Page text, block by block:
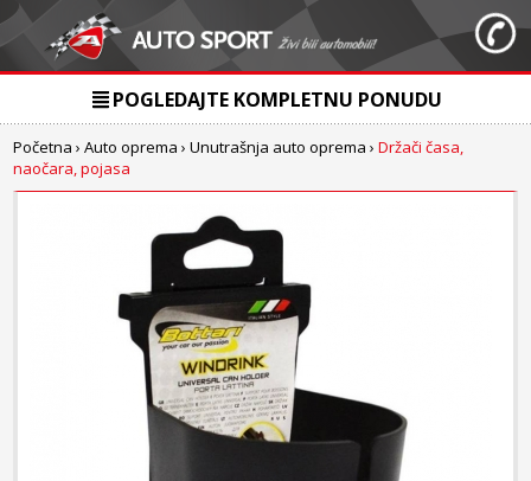
POGLEDAJTE KOMPLETNU PONUDU
Početna ›Auto oprema ›Unutrašnja auto oprema ›Držači časa,
naočara, pojasa